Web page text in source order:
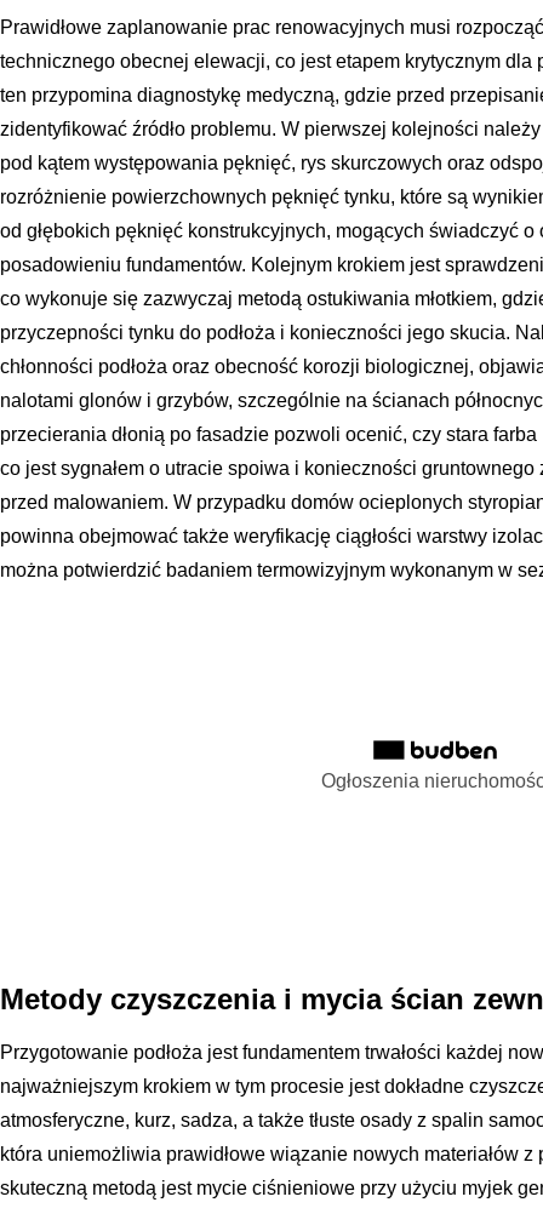
Prawidłowe zaplanowanie prac renowacyjnych musi
technicznego obecnej elewacji, co jest etapem krytycznym dla
ten przypomina diagnostykę medyczną, gdzie przed
zidentyfikować źródło problemu. W pierwszej kolejności
pod kątem występowania pęknięć, rys skurczowych oraz
rozróżnienie powierzchownych pęknięć tynku, które są
od głębokich pęknięć konstrukcyjnych, mogących świadczyć
posadowieniu fundamentów. Kolejnym krokiem jest
co wykonuje się zazwyczaj metodą ostukiwania młotkiem,
przyczepności tynku do podłoża i konieczności jego skucia.
chłonności podłoża oraz obecność korozji biologicznej,
nalotami glonów i grzybów, szczególnie na ścianach
przecierania dłonią po fasadzie pozwoli ocenić, czy stara
co jest sygnałem o utracie spoiwa i konieczności
przed malowaniem. W przypadku domów ocieplonych
powinna obejmować także weryfikację ciągłości warstwy
można potwierdzić badaniem termowizyjnym wykonanym w
Ogłoszenia
Metody czyszczenia i mycia ścian
Przygotowanie podłoża jest fundamentem trwałości każdej
najważniejszym krokiem w tym procesie jest dokładne
atmosferyczne, kurz, sadza, a także tłuste osady z spalin
która uniemożliwia prawidłowe wiązanie nowych materiałów
skuteczną metodą jest mycie ciśnieniowe przy użyciu myjek